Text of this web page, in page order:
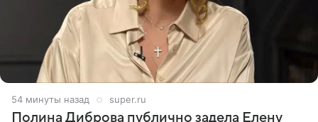
54 минуты назад super.ru
Полина Диброва публично задела Елену